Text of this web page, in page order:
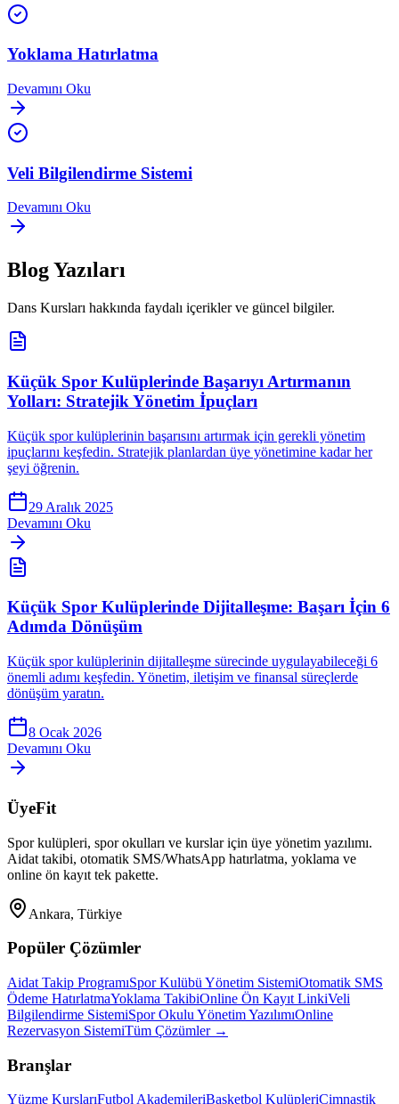
Yoklama Hatırlatma
Devamını Oku
Veli Bilgilendirme Sistemi
Devamını Oku
Blog Yazıları
Dans Kursları hakkında faydalı içerikler ve güncel bilgiler.
Küçük Spor Kulüplerinde Başarıyı Artırmanın
Yolları: Stratejik Yönetim İpuçları
Küçük spor kulüplerinin başarısını artırmak için gerekli yönetim
ipuçlarını keşfedin. Stratejik planlardan üye yönetimine kadar her
şeyi öğrenin.
29 Aralık 2025
Devamını Oku
Küçük Spor Kulüplerinde Dijitalleşme: Başarı İçin 6
Adımda Dönüşüm
Küçük spor kulüplerinin dijitalleşme sürecinde uygulayabileceği 6
önemli adımı keşfedin. Yönetim, iletişim ve finansal süreçlerde
dönüşüm yaratın.
8 Ocak 2026
Devamını Oku
ÜyeFit
Spor kulüpleri, spor okulları ve kurslar için üye yönetim yazılımı.
Aidat takibi, otomatik SMS/WhatsApp hatırlatma, yoklama ve
online ön kayıt tek pakette.
Ankara, Türkiye
Popüler Çözümler
Aidat Takip ProgramıSpor Kulübü Yönetim SistemiOtomatik SMS
Ödeme HatırlatmaYoklama TakibiOnline Ön Kayıt LinkiVeli
Bilgilendirme SistemiSpor Okulu Yönetim YazılımıOnline
Rezervasyon SistemiTüm Çözümler →
Branşlar
Yüzme KurslarıFutbol AkademileriBasketbol KulüpleriCimnastik